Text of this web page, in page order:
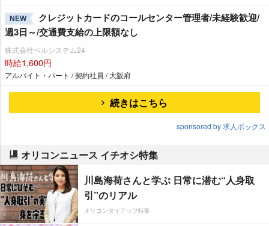
NEW
クレジットカードのコールセンター管理者/未経験歓迎/
週3日～/交通費支給の上限額なし
株式会社ベルシステム24
時給1,600円
アルバイト・パート / 契約社員 / 大阪府
続きはこちら
sponsored by 求人ボックス
オリコンニュース イチオシ特集
川島海荷さんと学ぶ 日常に潜む“人身取
引”のリアル
オリコンタイアップ特集